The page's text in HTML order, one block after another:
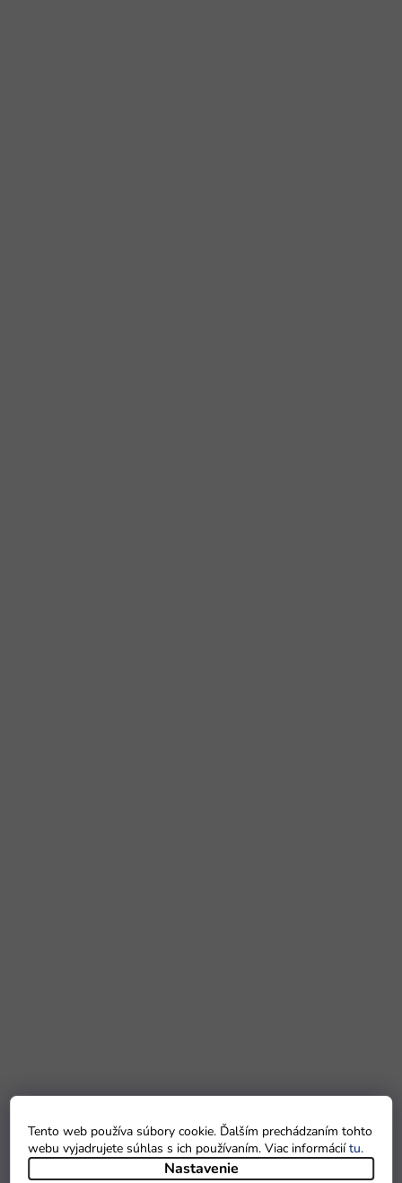
Tento web používa súbory cookie. Ďalším prechádzaním tohto
webu vyjadrujete súhlas s ich používaním. Viac informáciítu.
Nastavenie